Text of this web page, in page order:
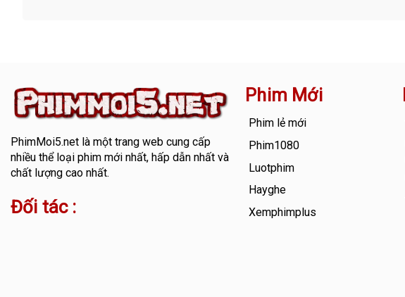
PhimMoi5.netlà một trang web cung cấp
nhiều thể loại phim mới nhất, hấp dẫn nhất và
chất lượng cao nhất.
Đối tác :
Phim Mới
Phim lẻ mới
Phim1080
Luotphim
Hayghe
Xemphimplus